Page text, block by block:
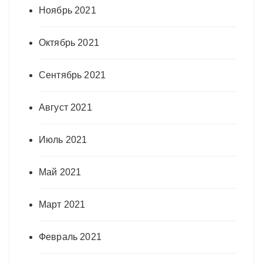
Ноябрь 2021
Октябрь 2021
Сентябрь 2021
Август 2021
Июль 2021
Май 2021
Март 2021
Февраль 2021